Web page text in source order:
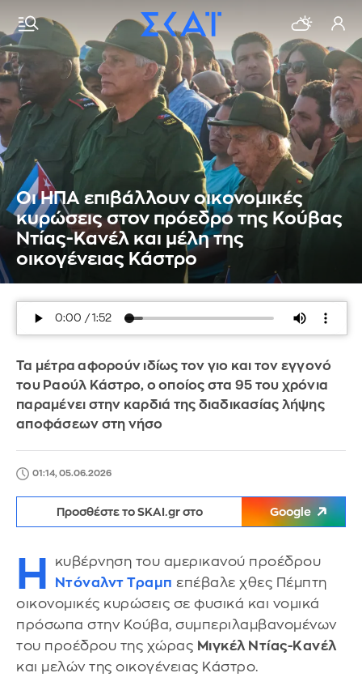
Οι ΗΠΑ επιβάλλουν οικονομικές
κυρώσεις στον πρόεδρο της Κούβας
Ντίας-Κανέλ και μέλη της
οικογένειας Κάστρο
Τα μέτρα αφορούν ιδίως τον γιο και τον εγγονό
του Ραούλ Κάστρο, ο οποίος στα 95 του χρόνια
παραμένει στην καρδιά της διαδικασίας λήψης
αποφάσεων στη νήσο
01:14, 05.06.2026
Προσθέστε το SKAI.gr στο Google
Η
κυβέρνηση του αμερικανού προέδρου
Ντόναλντ Τραμπ επέβαλε χθες Πέμπτη
οικονομικές κυρώσεις σε φυσικά και νομικά
πρόσωπα στην Κούβα, συμπεριλαμβανομένων
του προέδρου της χώρας Μιγκέλ Ντίας-Κανέλ
και μελών της οικογένειας Κάστρο.